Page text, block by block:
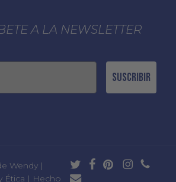
A LA NEWSLETTER
Suscribir
Wendy |
Ética | Hecho
twitterfacebook
pinterestinstagram
phone
email